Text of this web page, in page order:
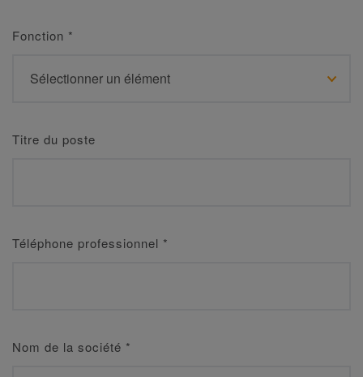
Fonction *
Titre du poste
Téléphone professionnel *
Nom de la société *